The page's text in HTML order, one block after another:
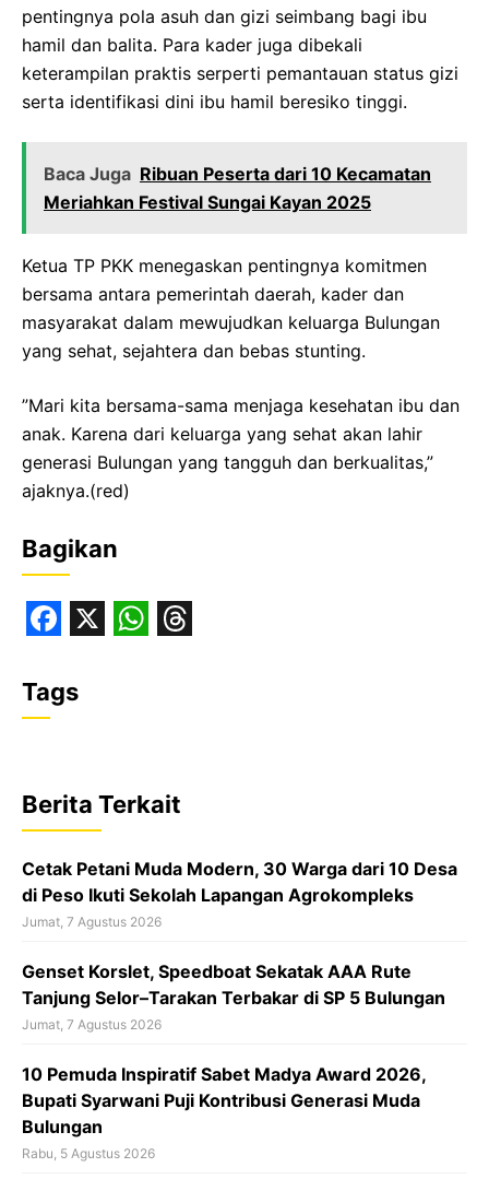
pentingnya pola asuh dan gizi seimbang bagi ibu
hamil dan balita. Para kader juga dibekali
keterampilan praktis serperti pemantauan status gizi
serta identifikasi dini ibu hamil beresiko tinggi.
Baca Juga Ribuan Peserta dari 10 Kecamatan
Meriahkan Festival Sungai Kayan 2025
Ketua TP PKK menegaskan pentingnya komitmen
bersama antara pemerintah daerah, kader dan
masyarakat dalam mewujudkan keluarga Bulungan
yang sehat, sejahtera dan bebas stunting.
”Mari kita bersama-sama menjaga kesehatan ibu dan
anak. Karena dari keluarga yang sehat akan lahir
generasi Bulungan yang tangguh dan berkualitas,”
ajaknya.(red)
Bagikan
a
c
b
o
o
k
s
A
p
p
a
d
s
Tags
Berita Terkait
Cetak Petani Muda Modern, 30 Warga dari 10 Desa
di Peso Ikuti Sekolah Lapangan Agrokompleks
Jumat, 7 Agustus 2026
‎Genset Korslet, Speedboat Sekatak AAA Rute
Tanjung Selor–Tarakan Terbakar di SP 5 Bulungan
Jumat, 7 Agustus 2026
10 Pemuda Inspiratif Sabet Madya Award 2026,
Bupati Syarwani Puji Kontribusi Generasi Muda
Bulungan
Rabu, 5 Agustus 2026